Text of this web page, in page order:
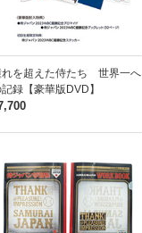
れを超えた侍たち 世界一へ
録【豪華版DVD】